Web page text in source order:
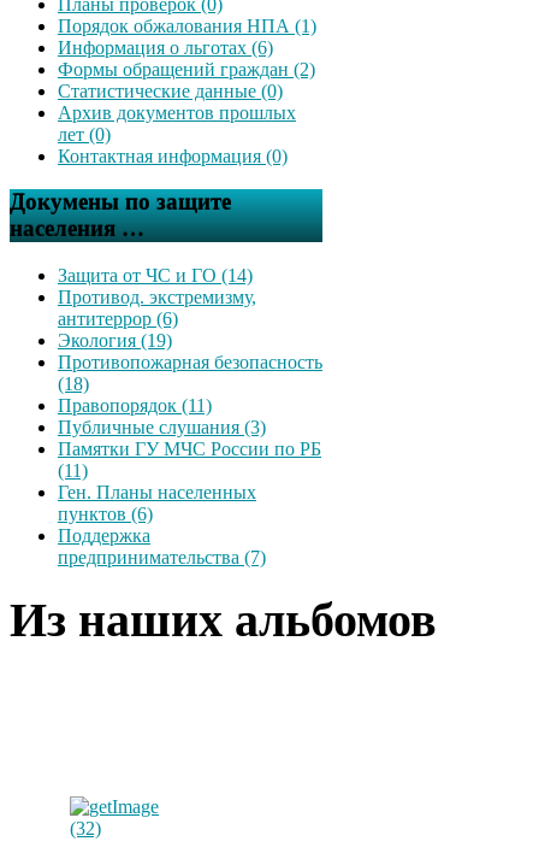
Порядок обжалования НПА (1)
Информация о льготах (6)
Формы обращений граждан (2)
Статистические данные (0)
Архив документов прошлых
лет (0)
Контактная информация (0)
Докумены по защите
населения …
Защита от ЧС и ГО (14)
Противод. экстремизму,
антитеррор (6)
Экология (19)
Противопожарная безопасность
(18)
Правопорядок (11)
Публичные слушания (3)
Памятки ГУ МЧС России по РБ
(11)
Ген. Планы населенных
пунктов (6)
Поддержка
предпринимательства (7)
Из наших альбомов